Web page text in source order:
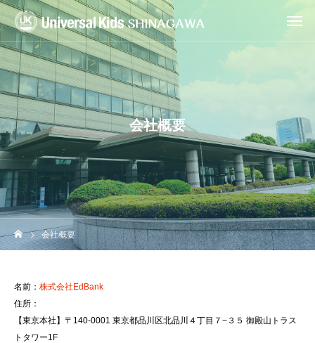
会社概要
会社概要
名前： 株式会社EdBank
住所：
【東京本社】〒140-0001 東京都品川区北品川４丁目７−３５ 御殿山トラス
トタワー1F